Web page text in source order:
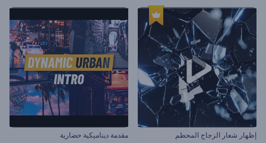
إظهار شعار الزجاج المحطم مقدمة ديناميكية حضارية